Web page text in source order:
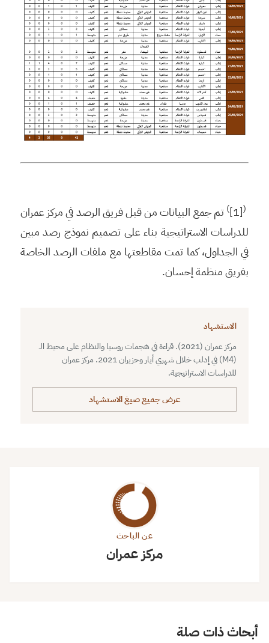
(
[1]
) تم جمع البيانات من قبل فريق الرصد في مركز عمران
للدراسات الاستراتيجية بناء على تصميم نموذج رصد مبين
في الجداول، كما تمت مقاطعتها مع ملفات الرصد الخاصة
بفريق منظمة إحسان.
الاستشهاد
مركز عمران (2021). قراءة في هجمات روسيا والنظام على محيط الـ
(M4) في إدلب خلال شهري أيار وحزيران 2021. مركز عمران
للدراسات الاستراتيجية.
عرض جميع صيغ الاستشهاد
عن الباحث
مركز عمران
أبحاث ذات صلة